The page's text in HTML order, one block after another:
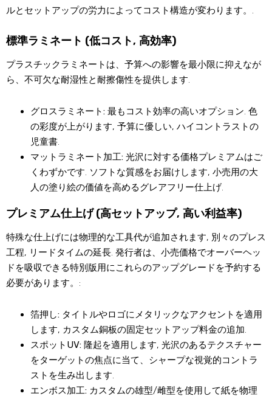
ルとセットアップの労力によってコスト構造が変わります。.
標準ラミネート (低コスト, 高効率)
プラスチックラミネートは、予算への影響を最小限に抑えなが
ら、不可欠な耐湿性と耐擦傷性を提供します.
グロスラミネート: 最もコスト効率の高いオプション. 色
の彩度が上がります, 予算に優しい, ハイコントラストの
児童書.
マットラミネート加工: 光沢に対する価格プレミアムはご
くわずかです. ソフトな質感をお届けします, 小売用の大
人の塗り絵の価値を高めるグレアフリー仕上げ.
プレミアム仕上げ (高セットアップ, 高い利益率)
特殊な仕上げには物理的な工具代が追加されます, 別々のプレス
工程, リードタイムの​​延長. 発行者は、小売価格でオーバーヘッ
ドを吸収できる特別版用にこれらのアップグレードを予約する
必要があります。:
箔押し: タイトルやロゴにメタリックなアクセントを適用
します, カスタム銅板の固定セットアップ料金の追加.
スポットUV: 隆起を適用します, 光沢のあるテクスチャー
をターゲットの焦点に当て、シャープな視覚的コントラ
ストを生み出します.
エンボス加工: カスタムの雄型/雌型を使用して紙を物理